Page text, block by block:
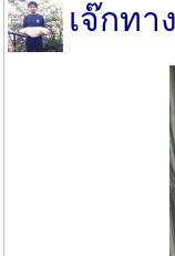
เจ๊กทา